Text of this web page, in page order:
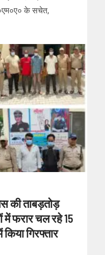
के सचेत,
की ताबड़तोड़
में फरार चल रहे 15
किया गिरफ्तार